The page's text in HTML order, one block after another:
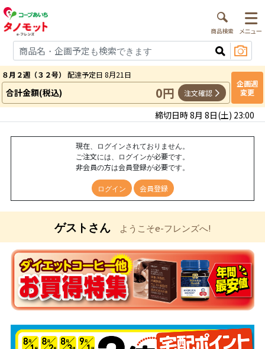
８月２週（３２号） 配達予定日 8月21日
合計金額(税込) 0円 注文確認
企画週
変更
締切日時 8月 8日(土) 23:00
現在、ログインされておりません。
ご注文には、ログインが必要です。
非会員の方は会員登録が必要です。
ログイン 会員登録
ゲストさんようこそe-フレンズへ!